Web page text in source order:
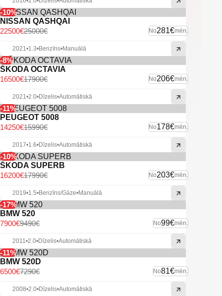
-10%
NISSAN QASHQAI
No281€mēn.
25000€
22500€
2021•1.3•Benzīns•Manuālā
-8%
ŠKODA OCTAVIA
No206€mēn.
17900€
16500€
2021•2.0•Dīzelis•Automātiskā
-11%
PEUGEOT 5008
No178€mēn.
15990€
14250€
2017•1.6•Dīzelis•Automātiskā
-10%
ŠKODA SUPERB
No203€mēn.
17990€
16200€
2019•1.5•Benzīns/Gāze•Manuālā
-17%
BMW 520
No99€mēn.
9490€
7900€
2011•2.0•Dīzelis•Automātiskā
-11%
BMW 520D
No81€mēn.
7290€
6500€
2008•2.0•Dīzelis•Automātiskā